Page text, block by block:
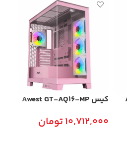
کیس Awest GT-AQ16-MP
10,712,000تومان